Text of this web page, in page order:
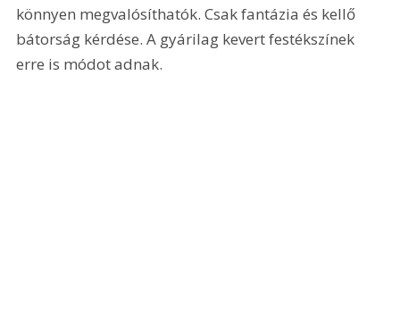
könnyen megvalósíthatók. Csak fantázia és kellő
bátorság kérdése. A gyárilag kevert festékszínek
erre is módot adnak.